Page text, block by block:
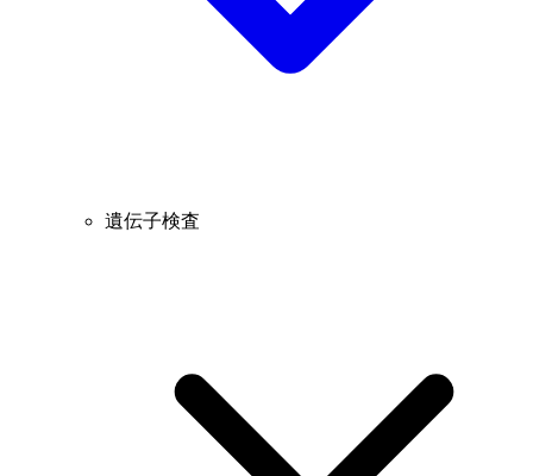
遺伝子検査